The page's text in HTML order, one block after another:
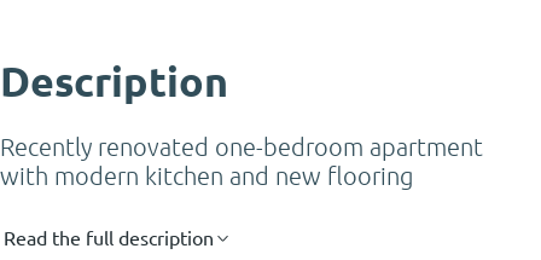
Description
Recently renovated one-bedroom apartment
with modern kitchen and new flooring
Read the full description